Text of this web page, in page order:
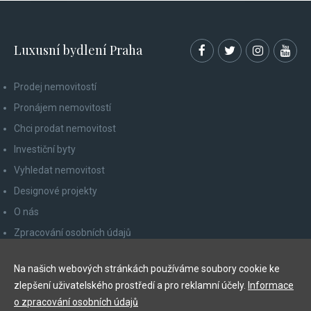
Luxusní bydlení Praha
Prodej nemovitostí
Pronájem nemovitostí
Chci prodat nemovitost
Investiční byty
Vyhledat nemovitost
Designové projekty
O nás
Zpracování osobních údajů
Odhlášení z newsletteru
Na našich webových stránkách používáme soubory cookie ke
zlepšení uživatelského prostředí a pro reklamní účely. Informace
o zpracování osobních údajů